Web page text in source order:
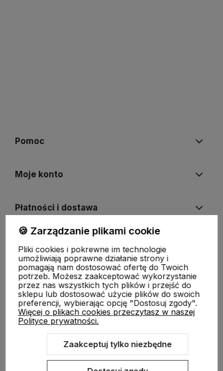
Pomoc
Moje konto
Płatności i dostawa
O nas
Sklep internetowy Shoper.pl Szablon Shoper Modern 3.0™
🍪 Zarządzanie plikami cookie
Pliki cookies i pokrewne im technologie
umożliwiają poprawne działanie strony i
pomagają nam dostosować ofertę do Twoich
potrzeb. Możesz zaakceptować wykorzystanie
przez nas wszystkich tych plików i przejść do
sklepu lub dostosować użycie plików do swoich
preferencji, wybierając opcję "Dostosuj zgody".
Więcej o plikach cookies przeczytasz w naszej
Polityce prywatności.
Zaakceptuj tylko niezbędne